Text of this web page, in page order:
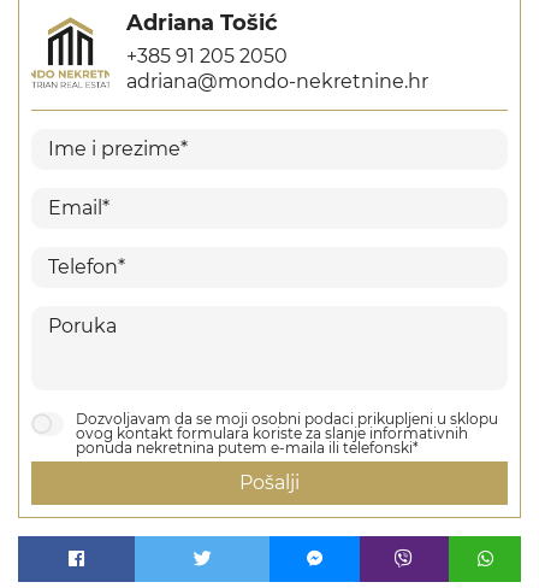
Adriana Tošić
+385 91 205 2050
adriana@mondo-nekretnine.hr
Dozvoljavam da se moji osobni podaci prikupljeni u sklopu
ovog kontakt formulara koriste za slanje informativnih
ponuda nekretnina putem e-maila ili telefonski*
Pošalji